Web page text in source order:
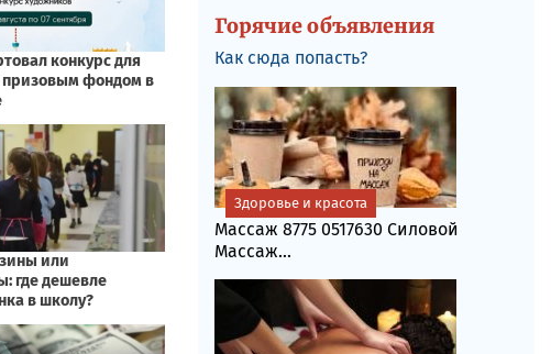
Горячие объявления
Как сюда попасть?
Массаж 8775 0517630 Силовой
Массаж...
Здоровье и красота